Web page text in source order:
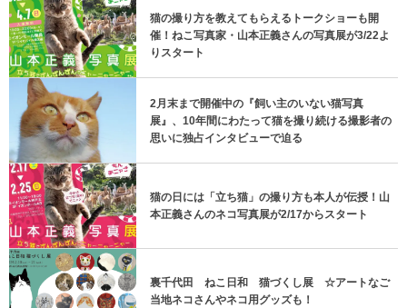
猫の撮り方を教えてもらえるトークショーも開
催！ねこ写真家・山本正義さんの写真展が3/22よ
りスタート
2月末まで開催中の『飼い主のいない猫写真
展』、10年間にわたって猫を撮り続ける撮影者の
思いに独占インタビューで迫る
猫の日には「立ち猫」の撮り方も本人が伝授！山
本正義さんのネコ写真展が2/17からスタート
裏千代田 ねこ日和 猫づくし展 ☆アートなご
当地ネコさんやネコ用グッズも！